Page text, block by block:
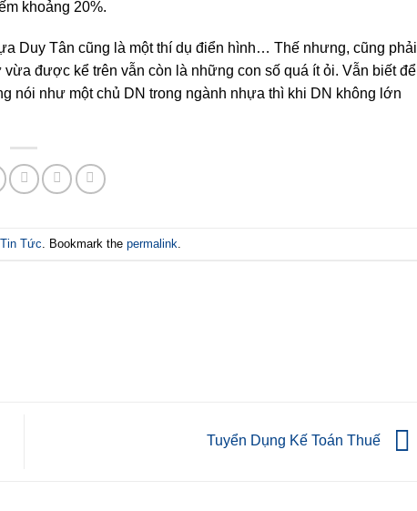
khoảng 20%.
Duy Tân cũng là một thí dụ điển hình… Thế nhưng, cũng phải
được kể trên vẫn còn là những con số quá ít ỏi. Vẫn biết để
nói như một chủ DN trong ngành nhựa thì khi DN không lớn
Tin Tức . Bookmark the permalink
Tuyển Dụng Kế Toán Thuế